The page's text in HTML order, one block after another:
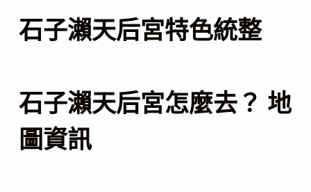
石子瀨天后宮特色統整
石子瀨天后宮怎麼去？ 地
圖資訊